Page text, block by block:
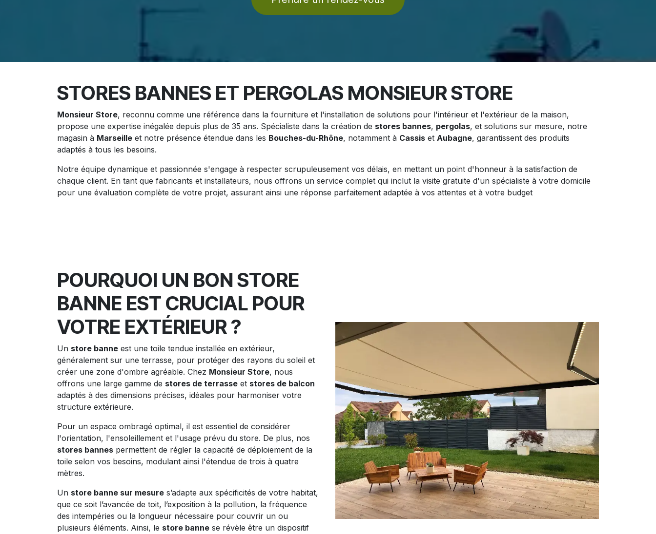
STORES BANNES ET PERGOLAS MONSIEUR STORE
Monsieur Store, reconnu comme une référence dans la fourniture et l'installation de solutions pour l'intérieur et l'extérieur de la maison,
propose une expertise inégalée depuis plus de 35 ans. Spécialiste dans la création de stores bannes, pergolas, et solutions sur mesure, notre
magasin à Marseille et notre présence étendue dans les Bouches-du-Rhône, notamment à Cassis et Aubagne, garantissent des produits
adaptés à tous les besoins.
Notre équipe dynamique et passionnée s'engage à respecter scrupuleusement vos délais, en mettant un point d'honneur à la satisfaction de
chaque client. En tant que fabricants et installateurs, nous offrons un service complet qui inclut la visite gratuite d'un spécialiste à votre domicile
pour une évaluation complète de votre projet, assurant ainsi une réponse parfaitement adaptée à vos attentes et à votre budget
POURQUOI UN BON STORE
BANNE EST CRUCIAL POUR
VOTRE EXTÉRIEUR ?
Un store banne est une toile tendue installée en extérieur,
généralement sur une terrasse, pour protéger des rayons du soleil et
créer une zone d'ombre agréable. Chez Monsieur Store, nous
offrons une large gamme de stores de terrasse et stores de balcon
adaptés à des dimensions précises, idéales pour harmoniser votre
structure extérieure.
Pour un espace ombragé optimal, il est essentiel de considérer
l'orientation, l'ensoleillement et l'usage prévu du store. De plus, nos
stores bannes permettent de régler la capacité de déploiement de la
toile selon vos besoins, modulant ainsi l'étendue de trois à quatre
mètres.
Un store banne sur mesure s’adapte aux spécificités de votre habitat,
que ce soit l’avancée de toit, l’exposition à la pollution, la fréquence
des intempéries ou la longueur nécessaire pour couvrir un ou
plusieurs éléments. Ainsi, le store banne se révèle être un dispositif